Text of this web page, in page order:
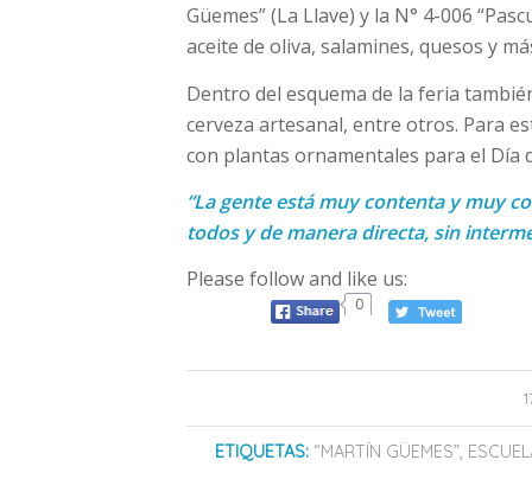
Güemes” (La Llave) y la N° 4-006
aceite de oliva, salamines, quesos y
Dentro del esquema de la feria
cerveza artesanal, entre otros. Para
con plantas ornamentales para el Día
“La gente está muy contenta y muy
todos y de manera directa, sin
Please follow and like us:
0
ETIQUETAS: “MARTÍN GÜEMES”,